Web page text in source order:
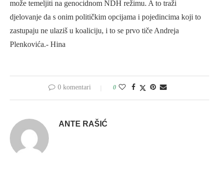
može temeljiti na genocidnom NDH režimu. A to traži
djelovanje da s onim političkim opcijama i pojedincima koji to
zastupaju ne ulaziš u koaliciju, i to se prvo tiče Andreja
Plenkovića.- Hina
0 komentari 0
ANTE RAŠIĆ